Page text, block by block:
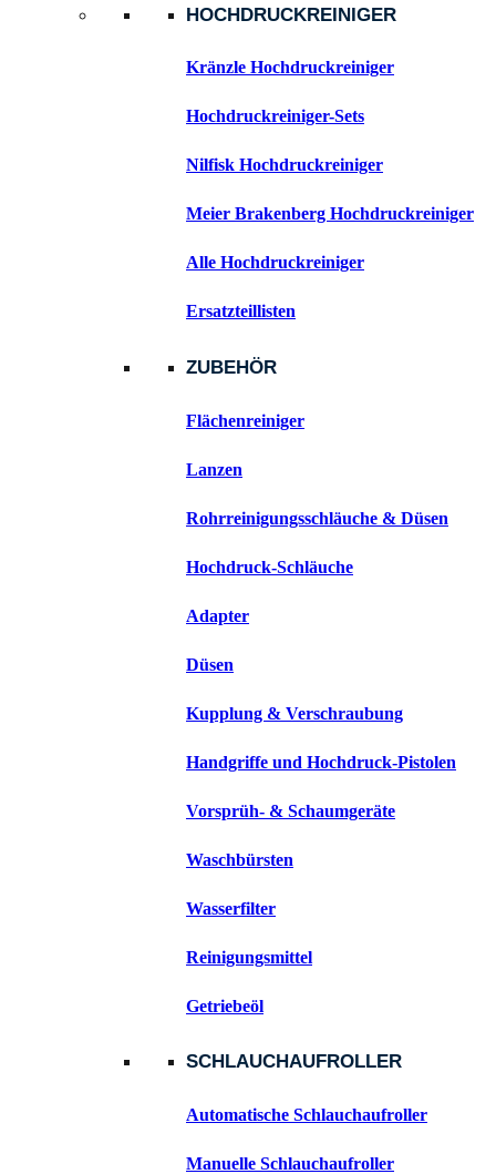
HOCHDRUCKREINIGER
Kränzle Hochdruckreiniger
Hochdruckreiniger-Sets
Nilfisk Hochdruckreiniger
Meier Brakenberg Hochdruckreiniger
Alle Hochdruckreiniger
Ersatzteillisten
ZUBEHÖR
Flächenreiniger
Lanzen
Rohrreinigungsschläuche & Düsen
Hochdruck-Schläuche
Adapter
Düsen
Kupplung & Verschraubung
Handgriffe und Hochdruck-Pistolen
Vorsprüh- & Schaumgeräte
Waschbürsten
Wasserfilter
Reinigungsmittel
Getriebeöl
SCHLAUCHAUFROLLER
Automatische Schlauchaufroller
Manuelle Schlauchaufroller